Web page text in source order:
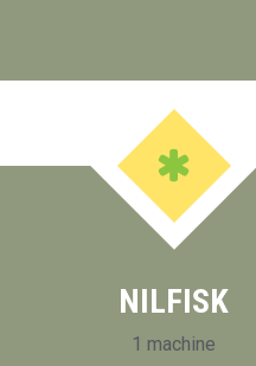
NILFISK
1 machine